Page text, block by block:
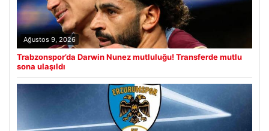
Ağustos 9, 2026
Trabzonspor’da Darwin Nunez mutluluğu! Transferde mutlu
sona ulaşıldı